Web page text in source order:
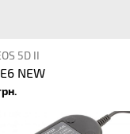
5D II
NEW